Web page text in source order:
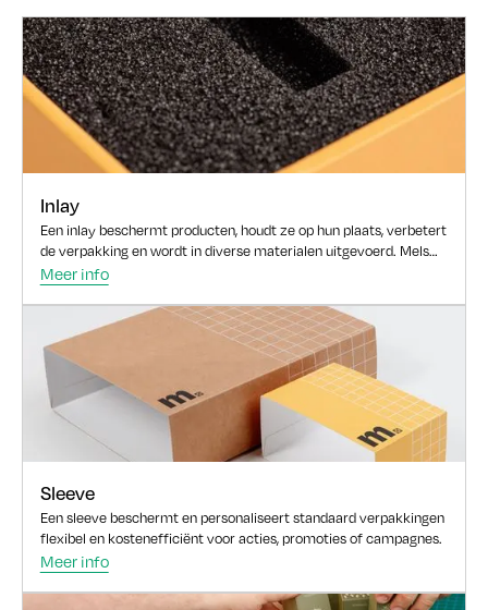
Inlay
Een inlay beschermt producten, houdt ze op hun plaats, verbetert
de verpakking en wordt in diverse materialen uitgevoerd. Mels
ontwikkelt de juiste inlay voor uw product.
Meer info
Sleeve
Een sleeve beschermt en personaliseert standaard verpakkingen
flexibel en kostenefficiënt voor acties, promoties of campagnes.
Meer info